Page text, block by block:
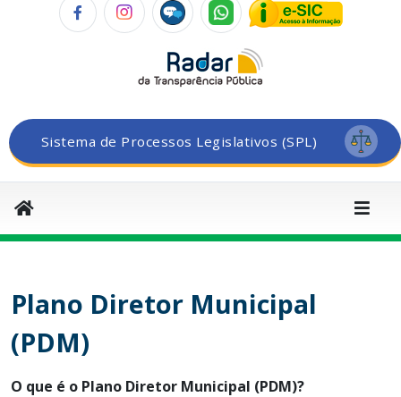
Sistema de Processos Legislativos (SPL)
Plano Diretor Municipal
(PDM)
O que é o Plano Diretor Municipal (PDM)?